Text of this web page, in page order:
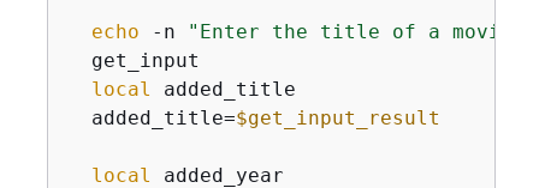
echo -n
"Enter the title of a movie
  get_input
local
added_title
  added_title=
$get_input_result
local
added_year